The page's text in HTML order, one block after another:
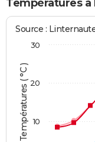
Températures à
Températures ( °C )
Source :
10
20
30